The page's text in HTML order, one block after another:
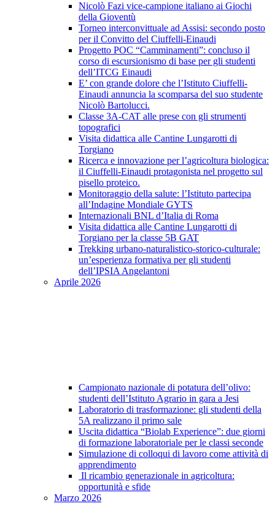
Nicolò Fazi vice-campione italiano ai Giochi
della Gioventù
Torneo interconvittuale ad Assisi: secondo posto
per il Convitto del Ciuffelli-Einaudi
Progetto POC “Camminamenti”: concluso il
corso di escursionismo di base per gli studenti
dell’ITCG Einaudi
E’ con grande dolore che l’Istituto Ciuffelli-
Einaudi annuncia la scomparsa del suo studente
Nicolò Bartolucci.
Classe 3A-CAT alle prese con gli strumenti
topografici
Visita didattica alle Cantine Lungarotti di
Torgiano
Ricerca e innovazione per l’agricoltura biologica:
il Ciuffelli-Einaudi protagonista nel progetto sul
pisello proteico.
Monitoraggio della salute: l’Istituto partecipa
all’Indagine Mondiale GYTS
Internazionali BNL d’Italia di Roma
Visita didattica alle Cantine Lungarotti di
Torgiano per la classe 5B GAT
Trekking urbano-naturalistico-storico-culturale:
un’esperienza formativa per gli studenti
dell’IPSIA Angelantoni
Aprile 2026
Campionato nazionale di potatura dell’olivo:
studenti dell’Istituto Agrario in gara a Jesi
Laboratorio di trasformazione: gli studenti della
5A realizzano il primo sale
Uscita didattica “Biolab Experience”: due giorni
di formazione laboratoriale per le classi seconde
Simulazione di colloqui di lavoro come attività di
apprendimento
Il ricambio generazionale in agricoltura:
opportunità e sfide
Marzo 2026